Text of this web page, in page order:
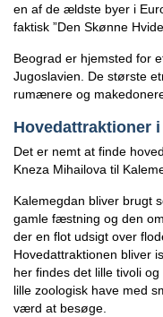
en af de ældste byer i
faktisk ”Den Skønne
Beograd er hjemsted for
Jugoslavien. De største
rumænere og
Hovedattraktioner
Det er nemt at finde
Kneza Mihailova til
Kalemegdan bliver brugt
gamle fæstning og den
der en flot udsigt over
Hovedattraktionen bliver
her findes det lille tivoli
lille zoologisk have med
værd at besøge.